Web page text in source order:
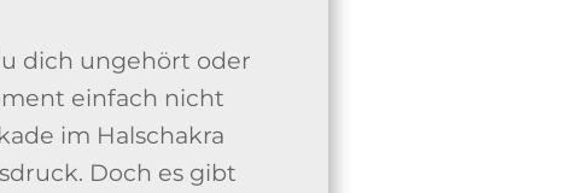
dich ungehört oder
einfach nicht
im Halschakra
Doch es gibt